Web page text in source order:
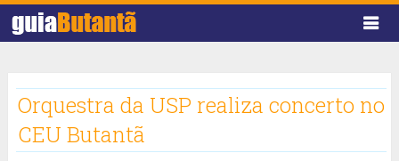
Orquestra da USP realiza concerto no
CEU Butantã